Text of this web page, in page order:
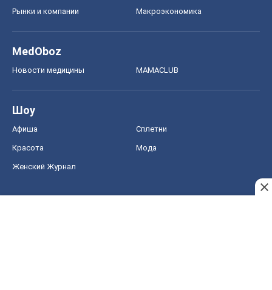
Рынки и компании Mакроэкономика
MedOboz
Новости медицины MAMACLUB
Шоу
Афиша Сплетни
Красота Мода
Женский Журнал